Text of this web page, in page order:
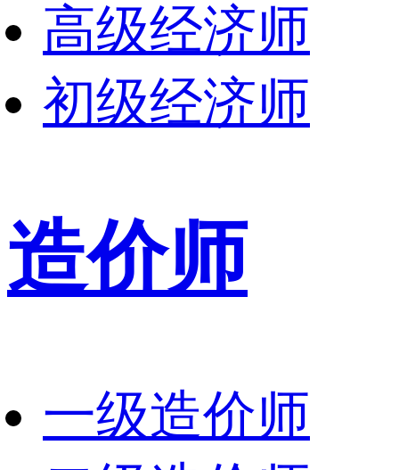
高级经济师
初级经济师
造价师
一级造价师